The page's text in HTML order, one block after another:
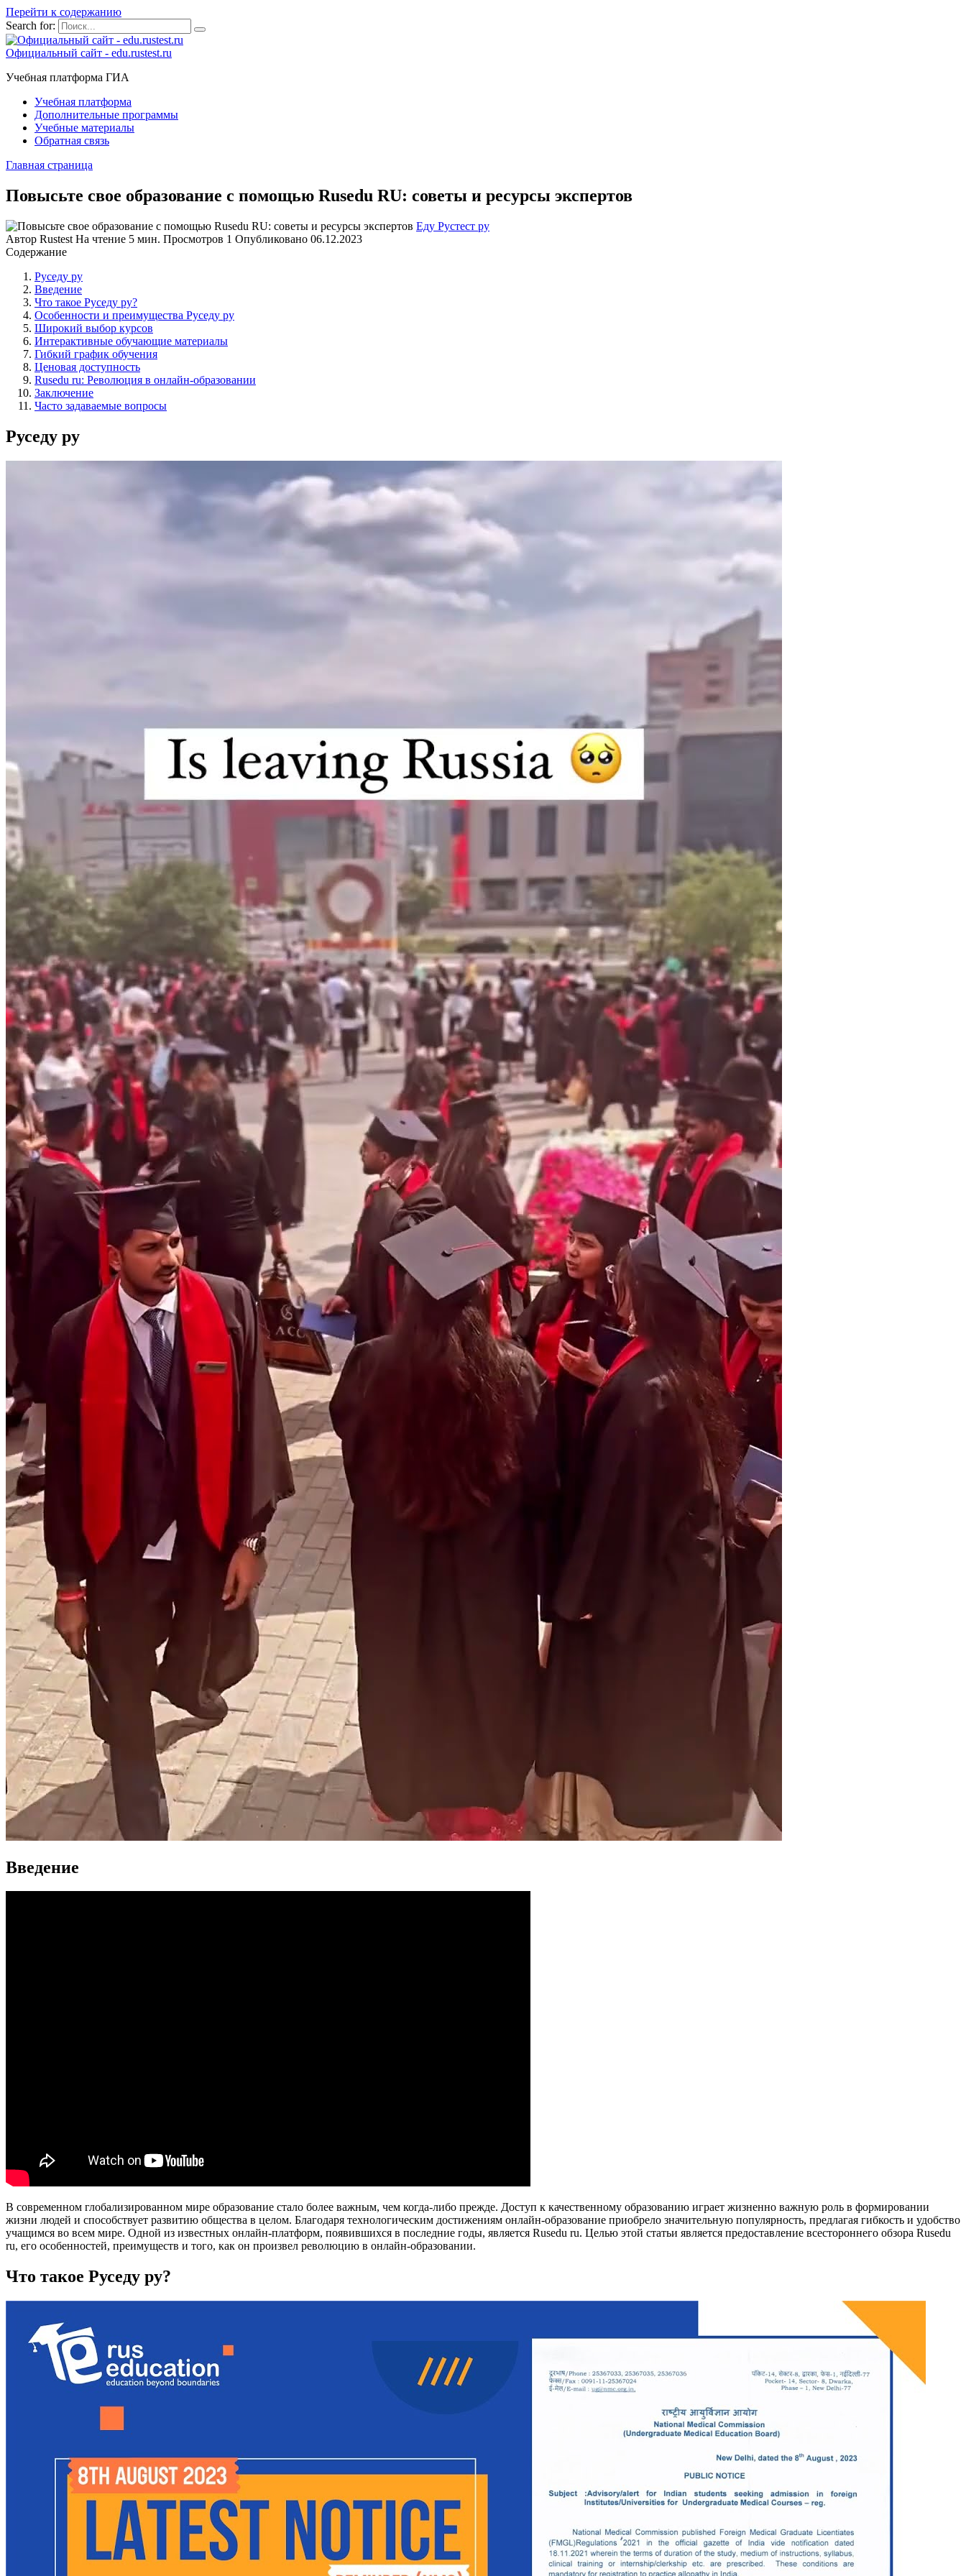
Перейти к содержанию
Search for:
Официальный сайт - edu.rustest.ru
Учебная платформа ГИА
Учебная платформа
Дополнительные программы
Учебные материалы
Обратная связь
Главная страница
Повысьте свое образование с помощью Rusedu RU: советы и ресурсы экспертов
Еду Рустест ру
Автор Rustest На чтение 5 мин. Просмотров 1 Опубликовано 06.12.2023
Содержание
Руседу ру
Введение
Что такое Руседу ру?
Особенности и преимущества Руседу ру
Широкий выбор курсов
Интерактивные обучающие материалы
Гибкий график обучения
Ценовая доступность
Rusedu ru: Революция в онлайн-образовании
Заключение
Часто задаваемые вопросы
Руседу ру
Введение
В современном глобализированном мире образование стало более важным, чем когда-либо прежде. Доступ к качественному образованию играет жизненно важную роль в формировании
жизни людей и способствует развитию общества в целом. Благодаря технологическим достижениям онлайн-образование приобрело значительную популярность, предлагая гибкость и удобство
учащимся во всем мире. Одной из известных онлайн-платформ, появившихся в последние годы, является Rusedu ru. Целью этой статьи является предоставление всестороннего обзора Rusedu
ru, его особенностей, преимуществ и того, как он произвел революцию в онлайн-образовании.
Что такое Руседу ру?